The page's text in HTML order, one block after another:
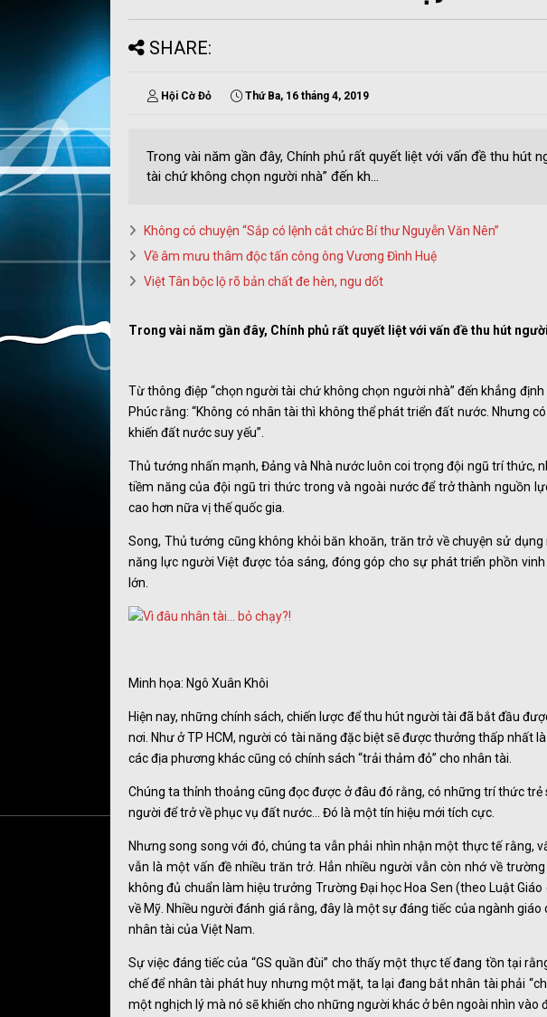
SHARE:
Hội Cờ Đỏ Thứ Ba, 16 tháng 4, 2019
Trong vài năm gần đây, Chính phủ rất quyết liệt với vấn đề thu hút
tài chứ không chọn người nhà” đến kh...
Không có chuyện “Sắp có lệnh cắt chức Bí thư Nguyễn Văn Nên”
Về âm mưu thâm độc tấn công ông Vương Đình Huệ
Việt Tân bộc lộ rõ bản chất đe hèn, ngu dốt
Trong vài năm gần đây, Chính phủ rất quyết liệt với vấn đề thu hút
Từ thông điệp “chọn người tài chứ không chọn người nhà” đến khẳng
Phúc rằng: “Không có nhân tài thì không thể phát triển đất nước. Nhưng
khiến đất nước suy yếu”.
Thủ tướng nhấn mạnh, Đảng và Nhà nước luôn coi trọng đội ngũ trí thức,
tiềm năng của đội ngũ tri thức trong và ngoài nước để trở thành nguồn
cao hơn nữa vị thế quốc gia.
Song, Thủ tướng cũng không khỏi băn khoăn, trăn trở về chuyện sử
năng lực người Việt được tỏa sáng, đóng góp cho sự phát triển phồn
lớn.
Minh họa: Ngô Xuân Khôi
Hiện nay, những chính sách, chiến lược để thu hút người tài đã bắt đầu
nơi. Như ở TP HCM, người có tài năng đặc biệt sẽ được thưởng thấp nhất
các địa phương khác cũng có chính sách “trải thảm đỏ” cho nhân tài.
Chúng ta thỉnh thoảng cũng đọc được ở đâu đó rằng, có những trí thức
người để trở về phục vụ đất nước… Đó là một tín hiệu mới tích cực.
Nhưng song song với đó, chúng ta vẫn phải nhìn nhận một thực tế rằng,
vẫn là một vấn đề nhiều trăn trở. Hẳn nhiều người vẫn còn nhớ về
không đủ chuẩn làm hiệu trưởng Trường Đại học Hoa Sen (theo Luật
về Mỹ. Nhiều người đánh giá rằng, đây là một sự đáng tiếc của ngành
nhân tài của Việt Nam.
Sự việc đáng tiếc của “GS quần đùi” cho thấy một thực tế đang tồn tại
chế để nhân tài phát huy nhưng một mặt, ta lại đang bắt nhân tài phải
một nghịch lý mà nó sẽ khiến cho những người khác ở bên ngoài nhìn vào